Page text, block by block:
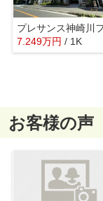
7.249万円 / 1K
お客様の声